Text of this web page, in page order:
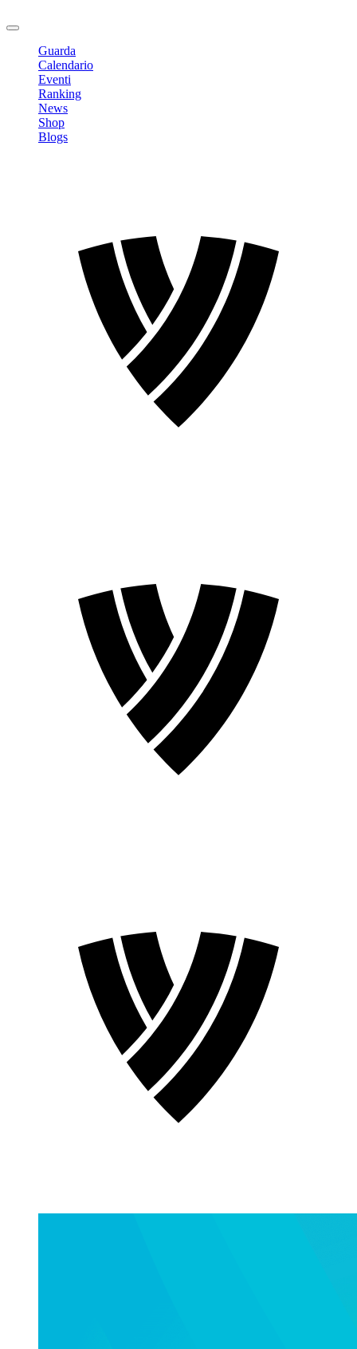
Guarda
Calendario
Eventi
Ranking
News
Shop
Blogs